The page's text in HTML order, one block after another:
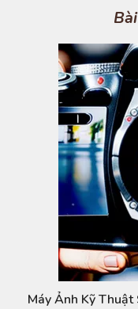
Máy Ảnh Kỹ Thuật